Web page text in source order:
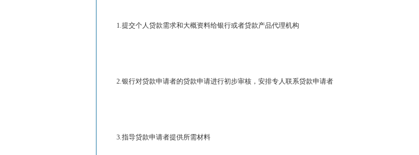
1.提交个人贷款需求和大概资料给银行或者贷款产品代理机构
2.银行对贷款申请者的贷款申请进行初步审核，安排专人联系贷款申请者
3.指导贷款申请者提供所需材料